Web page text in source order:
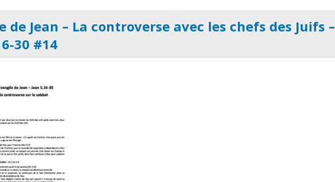
de Jean – La controverse avec les chefs des Juifs –
30 #14